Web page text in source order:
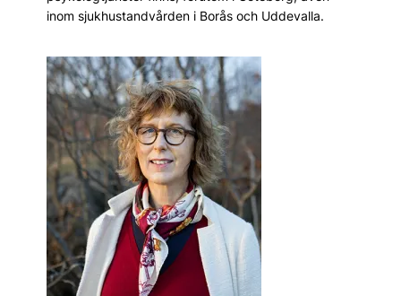
inom sjukhustandvården i Borås och Uddevalla.